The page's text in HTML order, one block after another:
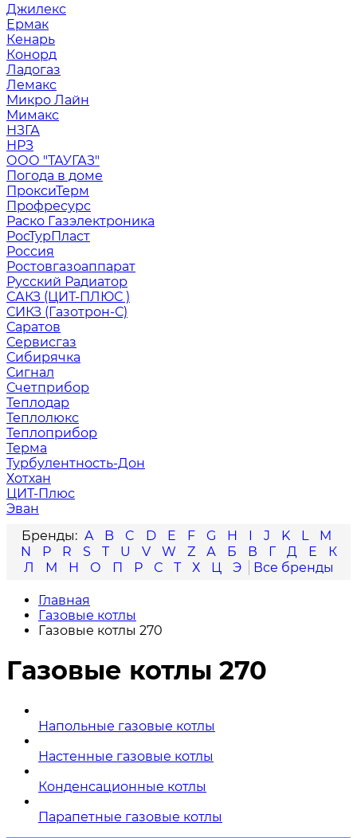
Джилекс
Ермак
Кенарь
Конорд
Ладогаз
Лемакс
Микро Лайн
Мимакс
НЗГА
НРЗ
ООО "ТАУГАЗ"
Погода в доме
ПроксиТерм
Профресурс
Раско Газэлектроника
РосТурПласт
Россия
Ростовгазоаппарат
Русский Радиатор
САКЗ (ЦИТ-ПЛЮС )
СИКЗ (Газотрон-С)
Саратов
Сервисгаз
Сибирячка
Сигнал
Счетприбор
Теплодар
Теплолюкс
Теплоприбор
Терма
Турбулентность-Дон
Хотхан
ЦИТ-Плюс
Эван
A
B C D E F G H I J K L
M
N
P R S T U V W Z А Б В Г Д Е
К
Л
М Н О П Р С Т Х Ц Э
Главная
Газовые котлы
Газовые котлы 270
Газовые котлы 270
Напольные газовые котлы
Настенные газовые котлы
Конденсационные котлы
Парапетные газовые котлы